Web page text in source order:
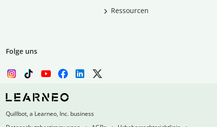
Ressourcen
Folge uns
Quillbot, a Learneo, Inc. business